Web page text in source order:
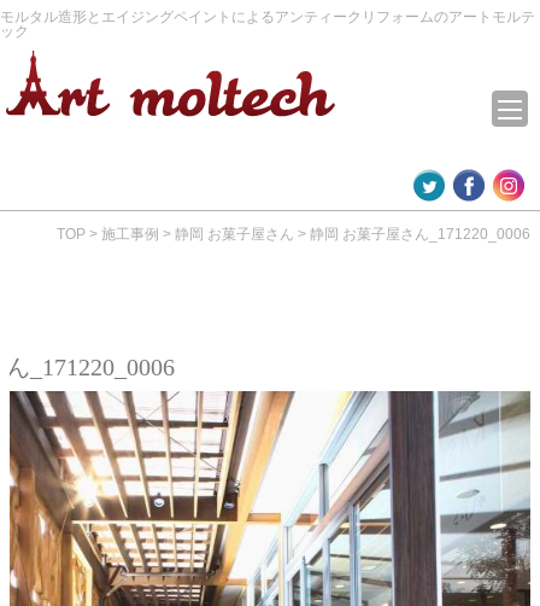
モルタル造形とエイジングペイントによるアンティークリフォームのアートモルテ
ック
TOP > 施工事例 > 静岡 お菓子屋さん > 静岡 お菓子屋さん_171220_0006
_171220_0006